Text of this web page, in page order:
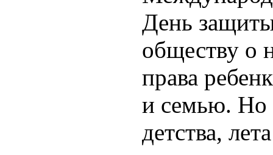
День
обществу о
права
и семью. Но
детства,